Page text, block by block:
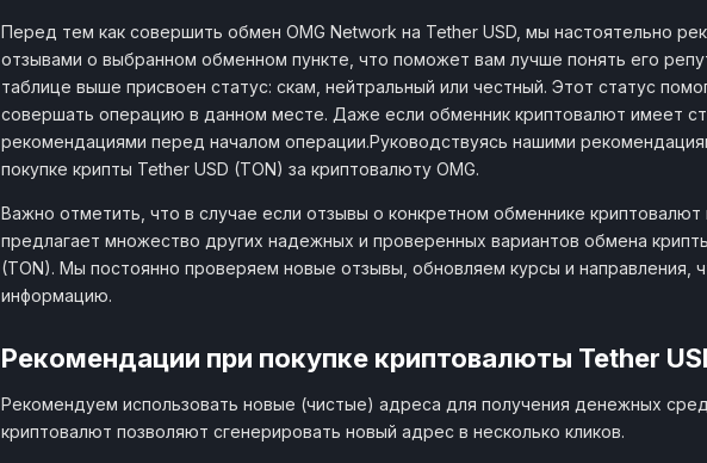
Перед тем как совершить обмен OMG Network на Tether USD, мы настоятельно
отзывами о выбранном обменном пункте, что поможет вам лучше понять его
таблице выше присвоен статус: скам, нейтральный или честный. Этот статус
совершать операцию в данном месте. Даже если обменник криптовалют имеет
рекомендациями перед началом операции.Руководствуясь нашими
покупке крипты Tether USD (TON) за криптовалюту OMG.
Важно отметить, что в случае если отзывы о конкретном обменнике криптовалют
предлагает множество других надежных и проверенных вариантов обмена
(TON). Мы постоянно проверяем новые отзывы, обновляем курсы и
информацию.
Рекомендации при покупке криптовалюты Tether
Рекомендуем использовать новые (чистые) адреса для получения денежных
криптовалют позволяют сгенерировать новый адрес в несколько кликов.